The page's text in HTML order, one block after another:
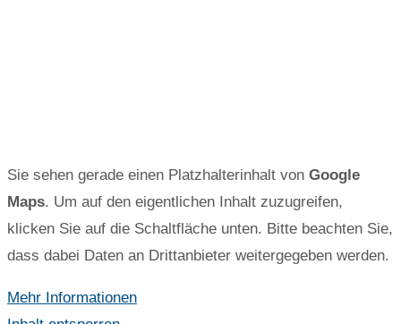
Sie sehen gerade einen Platzhalterinhalt von Google
Maps. Um auf den eigentlichen Inhalt zuzugreifen,
klicken Sie auf die Schaltfläche unten. Bitte beachten Sie,
dass dabei Daten an Drittanbieter weitergegeben werden.
Mehr Informationen